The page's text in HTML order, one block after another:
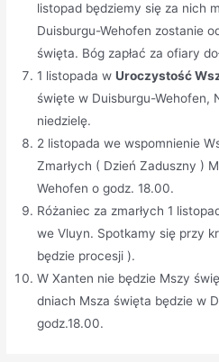
listopad będziemy się za nich
Duisburgu-Wehofen zostanie
święta. Bóg zapłać za ofiary
1 listopada wUroczystość
święte w Duisburgu-Wehofen,
niedzielę.
2 listopada we wspomnienie
Zmarłych ( Dzień Zaduszny )
Wehofen o godz. 18.00.
Różaniec za zmarłych 1
we Vluyn. Spotkamy się przy
będzie procesji ).
W Xanten nie będzie Mszy
dniach Msza święta będzie w
godz.18.00.